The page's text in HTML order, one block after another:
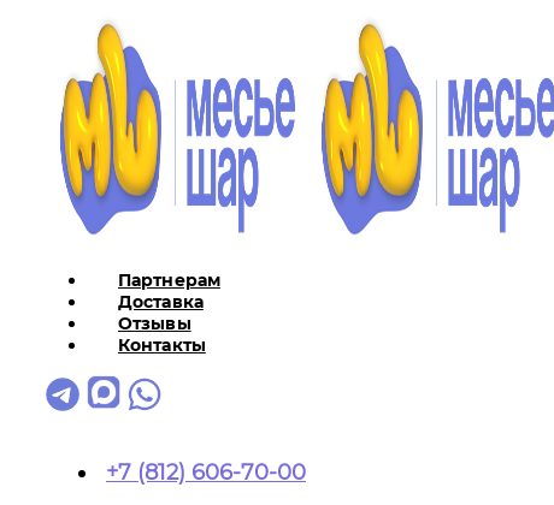
Партнерам
Доставка
Отзывы
Контакты
+7 (812) 606-70-00